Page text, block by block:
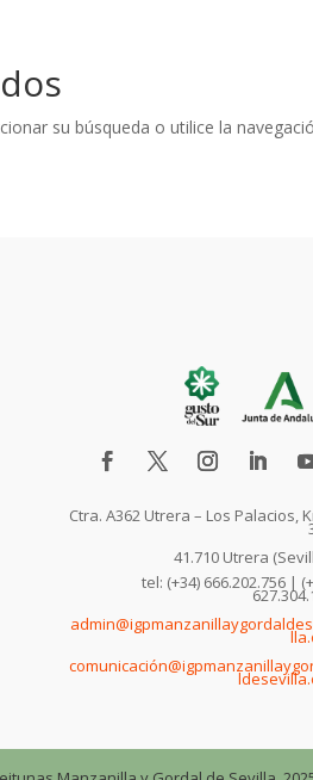
su búsqueda o utilice la
Ctra. A362 Utrera – Los Palacios,
41.710 Utrera
tel: (+34) 666.202.756 |